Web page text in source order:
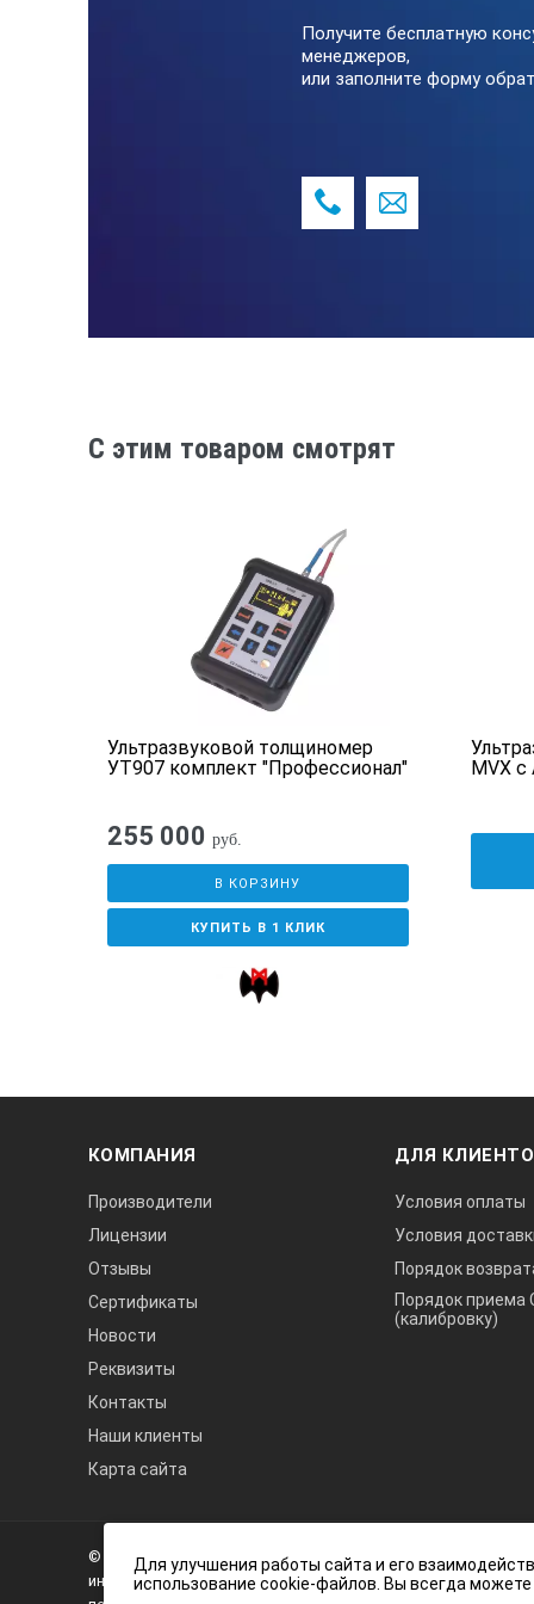
Диапазон рабочих
поверхности
Получите бесплатную
менеджеров,
или заполните форму
C этим товаром смотрят
Ультразвуковой толщиномер
УТ907 комплект "Профессионал"
255 000 руб.
В КОРЗИНУ
КУПИТЬ В 1 КЛИК
MVX
КОМПАНИЯ
Производители
Лицензии
Отзывы
Сертификаты
Новости
Реквизиты
Контакты
Наши клиенты
Карта сайта
ДЛЯ
Условия оплаты
Условия
Порядок
Порядок приема
(калибровку)
Нагорный© 2026 А3 Инжиниринг Обращаем Ваше внимание на то, что
информационный характер и ни при каких условиях не
Для улучшения работы сайта и его
использование cookie-файлов. Вы всегда